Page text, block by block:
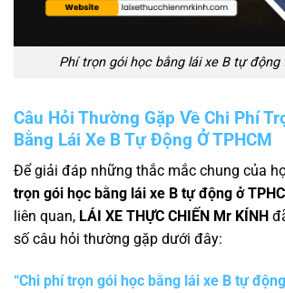
Phí trọn gói học bằng lái xe B tự động
Câu Hỏi Thường Gặp Về Chi Phí
Bằng Lái Xe B Tự Động Ở TPHCM
Để giải đáp những thắc mắc chung của
trọn gói học bằng lái xe B tự động ở
liên quan, LÁI XE THỰC CHIẾN Mr KÍNH
số câu hỏi thường gặp dưới đây:
“Chi phí trọn gói học bằng lái xe B tự